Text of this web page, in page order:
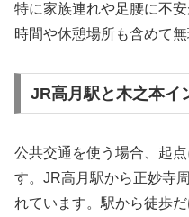
特に家族連れや足腰に不
時間や休憩場所も含めて
JR高月駅と木之本イ
公共交通を使う場合、起
す。JR高月駅から正妙寺
れています。駅から徒歩